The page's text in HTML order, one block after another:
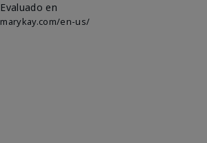
Evaluado en
marykay.com/en-us/